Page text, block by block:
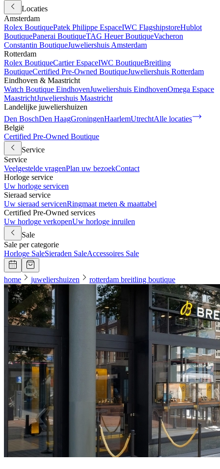
Locaties
Amsterdam
Rolex BoutiquePatek Philippe EspaceIWC FlagshipstoreHublot
BoutiquePanerai BoutiqueTAG Heuer BoutiqueVacheron
Constantin BoutiqueJuweliershuis Amsterdam
Rotterdam
Rolex BoutiqueCartier EspaceIWC BoutiqueBreitling
BoutiqueCertified Pre-Owned BoutiqueJuweliershuis Rotterdam
Eindhoven & Maastricht
Watch Boutique EindhovenJuweliershuis EindhovenOmega Espace
MaastrichtJuweliershuis Maastricht
Landelijke juweliershuizen
Den BoschDen HaagGroningenHaarlemUtrechtAlle locaties
België
Certified Pre-Owned Boutique
Service
Service
Veelgestelde vragenPlan uw bezoekContact
Horloge service
Uw horloge servicen
Sieraad service
Uw sieraad servicenRingmaat meten & maattabel
Certified Pre-Owned services
Uw horloge verkopenUw horloge inruilen
Sale
Sale per categorie
Horloge SaleSieraden SaleAccessoires Sale
home juweliershuizen rotterdam breitling boutique